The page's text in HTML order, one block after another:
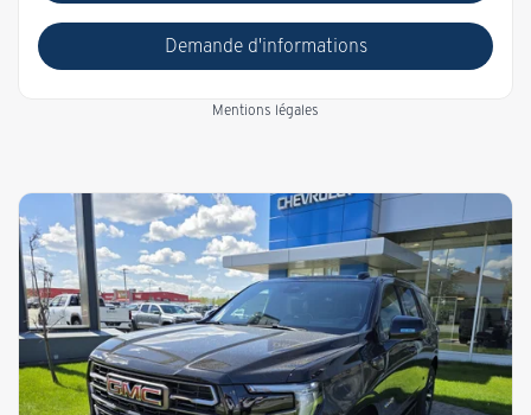
Demande d'informations
Mentions légales